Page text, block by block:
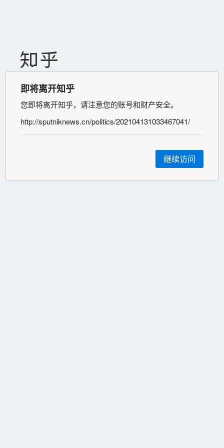
即将离开知乎
您即将离开知乎，请注意您的账号和财产安全。
http://sputniknews.cn/politics/202104131033467041/
继续访问